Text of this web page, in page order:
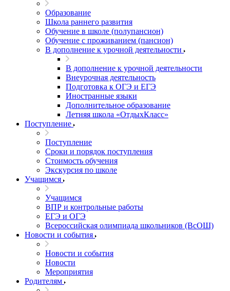
Образование
Школа раннего развития
Обучение в школе (полупансион)
Обучение с проживанием (пансион)
В дополнение к урочной деятельности
В дополнение к урочной деятельности
Внеурочная деятельность
Подготовка к ОГЭ и ЕГЭ
Иностранные языки
Дополнительное образование
Летняя школа «ОтдыхКласс»
Поступление
Поступление
Сроки и порядок поступления
Стоимость обучения
Экскурсия по школе
Учащимся
Учащимся
ВПР и контрольные работы
ЕГЭ и ОГЭ
Всероссийская олимпиада школьников (ВсОШ)
Новости и события
Новости и события
Новости
Мероприятия
Родителям